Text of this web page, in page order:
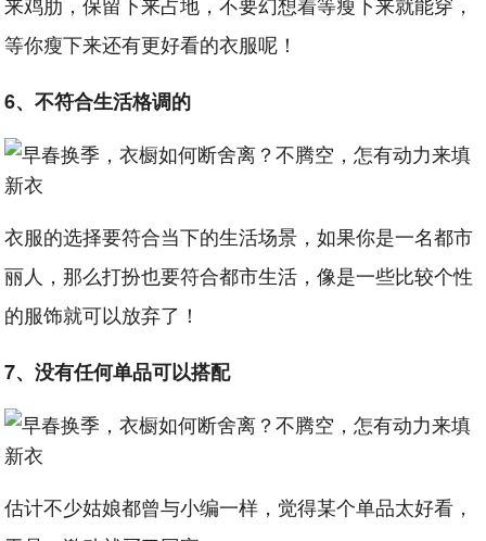
等你瘦下来还有更好看的衣服呢！
6、不符合生活格调的
衣服的选择要符合当下的生活场景，如果你是一名都市
丽人，那么打扮也要符合都市生活，像是一些比较个性
的服饰就可以放弃了！
7、没有任何单品可以搭配
估计不少姑娘都曾与小编一样，觉得某个单品太好看，